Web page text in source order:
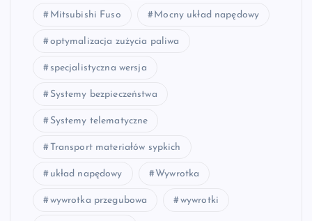
Mitsubishi Fuso Mocny układ napędowy
optymalizacja zużycia paliwa
specjalistyczna wersja
Systemy bezpieczeństwa
Systemy telematyczne
Transport materiałów sypkich
układ napędowy Wywrotka
wywrotka przegubowa wywrotki